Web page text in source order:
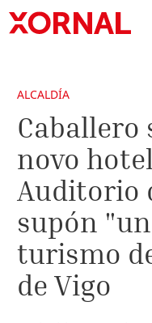
ALCALDÍA
Caballero
novo
Auditorio
supón
turismo
de Vigo